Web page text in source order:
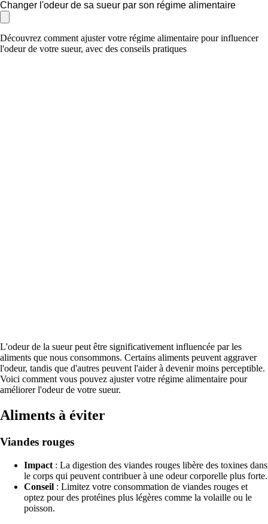
Changer l'odeur de sa sueur par son régime alimentaire
Découvrez comment ajuster votre régime alimentaire pour influencer
l'odeur de votre sueur, avec des conseils pratiques
L'odeur de la sueur peut être significativement influencée par les
aliments que nous consommons. Certains aliments peuvent aggraver
l'odeur, tandis que d'autres peuvent l'aider à devenir moins perceptible.
Voici comment vous pouvez ajuster votre régime alimentaire pour
améliorer l'odeur de votre sueur.
Aliments à éviter
Viandes rouges
Impact : La digestion des viandes rouges libère des toxines dans
le corps qui peuvent contribuer à une odeur corporelle plus forte.
Conseil : Limitez votre consommation de viandes rouges et
optez pour des protéines plus légères comme la volaille ou le
poisson.